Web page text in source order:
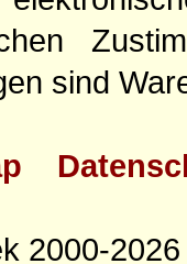
sind
2000-2026